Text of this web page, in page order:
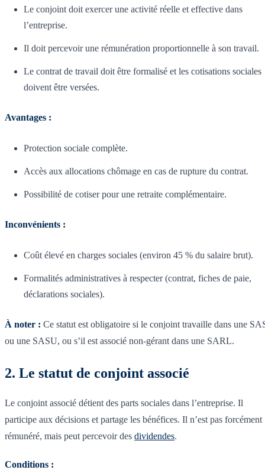
Le conjoint doit exercer une activité réelle et effective dans
l’entreprise.
Il doit percevoir une rémunération proportionnelle à son travail.
Le contrat de travail doit être formalisé et les cotisations sociales
doivent être versées.
Avantages :
Protection sociale complète.
Accès aux allocations chômage en cas de rupture du contrat.
Possibilité de cotiser pour une retraite complémentaire.
Inconvénients :
Coût élevé en charges sociales (environ 45 % du salaire brut).
Formalités administratives à respecter (contrat, fiches de paie,
déclarations sociales).
À noter : Ce statut est obligatoire si le conjoint travaille dans une
ou une SASU, ou s’il est associé non-gérant dans une SARL.
2. Le statut de conjoint associé
Le conjoint associé détient des parts sociales dans l’entreprise. Il
participe aux décisions et partage les bénéfices. Il n’est pas forcément
rémunéré, mais peut percevoir des dividendes.
Conditions :